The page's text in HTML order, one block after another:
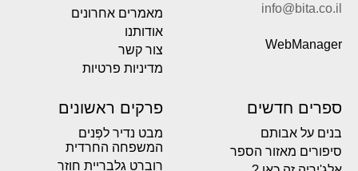
info@bita.co.il
WebManager
מאמרים אחרונים
אודותנו
צור קשר
מדיניות פרטיות
ספרים חדשים
בנים על אבותם
סיפורים מאזור הספר
פרקים ראשונים
מבט נדיר לפְּנים
המשפחה החרדית
רוברט גלבריית חוזר